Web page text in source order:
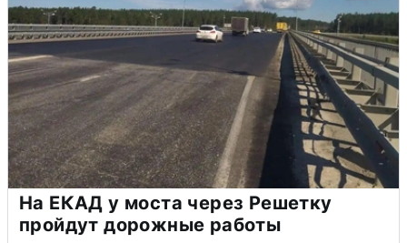
На ЕКАД у моста через Решетку
пройдут дорожные работы